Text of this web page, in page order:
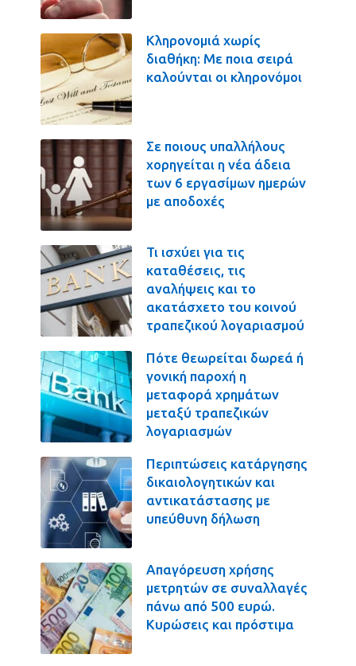
Κληρονομιά χωρίς
διαθήκη: Με ποια σειρά
καλούνται οι κληρονόμοι
Σε ποιους υπαλλήλους
χορηγείται η νέα άδεια
των 6 εργασίμων ημερών
με αποδοχές
Τι ισχύει για τις
καταθέσεις, τις
αναλήψεις και το
ακατάσχετο του κοινού
τραπεζικού λογαριασμού
Πότε θεωρείται δωρεά ή
γονική παροχή η
μεταφορά χρημάτων
μεταξύ τραπεζικών
λογαριασμών
Περιπτώσεις κατάργησης
δικαιολογητικών και
αντικατάστασης με
υπεύθυνη δήλωση
Απαγόρευση χρήσης
μετρητών σε συναλλαγές
πάνω από 500 ευρώ.
Κυρώσεις και πρόστιμα